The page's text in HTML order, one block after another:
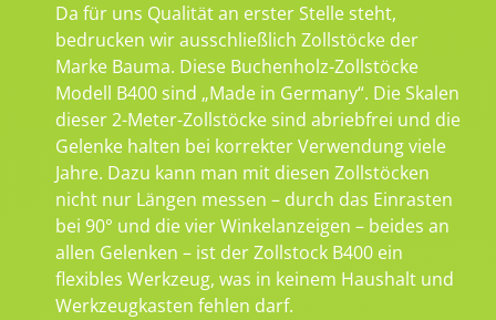
Da für uns Qualität an erster Stelle steht,
bedrucken wir ausschließlich Zollstöcke der
Marke Bauma. Diese Buchenholz-Zollstöcke
Modell B400 sind „Made in Germany“. Die Skalen
dieser 2-Meter-Zollstöcke sind abriebfrei und die
Gelenke halten bei korrekter Verwendung viele
Jahre. Dazu kann man mit diesen Zollstöcken
nicht nur Längen messen – durch das Einrasten
bei 90° und die vier Winkelanzeigen – beides an
allen Gelenken – ist der Zollstock B400 ein
flexibles Werkzeug, was in keinem Haushalt und
Werkzeugkasten fehlen darf.